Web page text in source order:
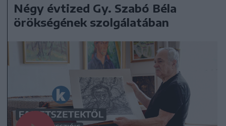
Négy évtized Gy. Szabó Béla
örökségének szolgálatában